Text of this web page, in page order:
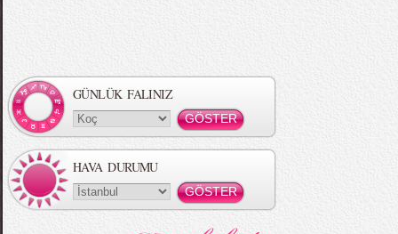
MBFWI - Gülçin Çengel 2015 Yaz
MBFWI - Zeynep Erdoğan 2015 Yaz
GÜNLÜK FALINIZ
HAVA DURUMU